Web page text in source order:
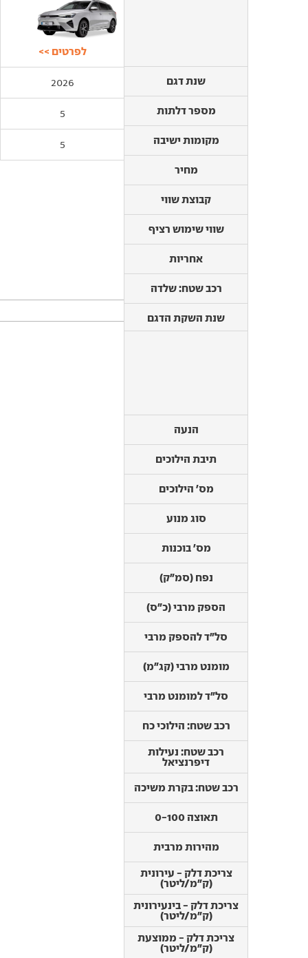
שנת דגם
מספר דלתות
מקומות ישיבה
מחיר
קבוצת שווי
שווי שימוש רציף
אחריות
רכב שטח: שלדה
שנת השקת הדגם
לפרטים >>
שנת דגם 2026
מספר דלתות 5
מקומות ישיבה 5
מחיר
שווי שימוש רציף
אחריות
רכב שטח: שלדה
שנת השקת הדגם
הנעה
תיבת הילוכים
מס' הילוכים
סוג מנוע
מס' בוכנות
נפח (סמ"ק)
הספק מרבי (כ"ס)
סל"ד להספק מרבי
מומנט מרבי (קג"מ)
סל"ד למומנט מרבי
רכב שטח: הילוכי כח
רכב שטח: נעילות
דיפרנציאל
רכב שטח: בקרת משיכה
תאוצה 0-100
מהירות מרבית
צריכת דלק - עירונית
(ק"מ/ליטר)
צריכת דלק - בינעירונית
(ק"מ/ליטר)
צריכת דלק - ממוצעת
(ק"מ/ליטר)
מס' הילוכים
סוג מנוע
נפח (סמ"ק)
הספק מרבי (כ"ס)
סל"ד להספק מרבי
סל"ד למומנט מרבי
רכב שטח: הילוכי כח
רכב שטח: נעילות
דיפרנציאל
רכב שטח: בקרת משיכה
מהירות מרבית
צריכת דלק - עירונית
(ק"מ/ליטר)
צריכת דלק - בינעירונית
(ק"מ/ליטר)
צריכת דלק - ממוצעת
(ק"מ/ליטר)
צריכת חשמל (וואט שעה
/ ק"מ)
קיבולת סוללה (קווט"ש)
טווח נסיעה חשמלי
(ק"מ)
זמן טעינה ביתית
זמן טעינה מהירה
דרגת זיהום